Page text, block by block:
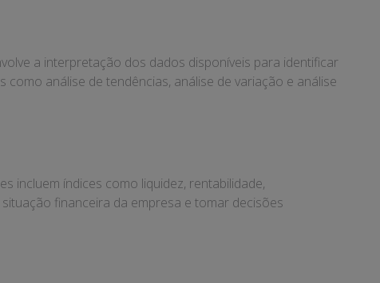
a interpretação dos dados disponíveis para identificar
análise de tendências, análise de variação e análise
incluem índices como liquidez, rentabilidade,
financeira da empresa e tomar decisões